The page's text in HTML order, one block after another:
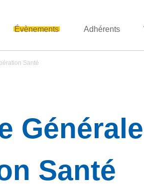
Évènements Adhérents
Santé
Santé